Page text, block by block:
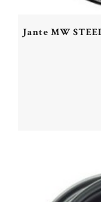
Jante MW